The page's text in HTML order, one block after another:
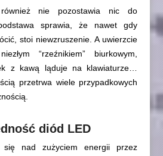
nie pozostawia nic do
sprawia, że nawet gdy
stoi niewzruszenie. A uwierzcie
“rzeźnikiem” biurkowym,
z kawą ląduje na klawiaturze…
przetrwa wiele przypadkowych
diód LED
się nad zużyciem energii przez